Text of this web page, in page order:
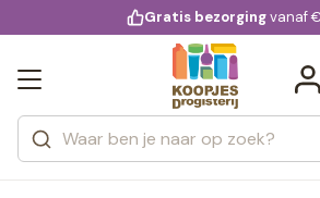
voor 20:00 uur
Gratis bezorgingvanaf
Zoeken
Categorieën
Merken